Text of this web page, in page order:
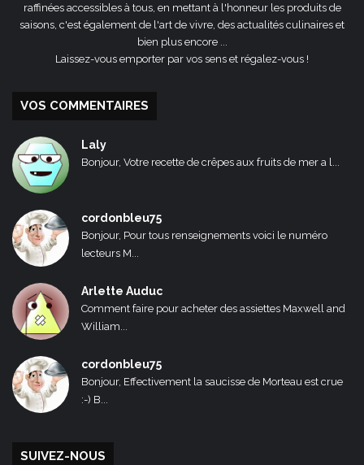
raffinées accessibles à tous, en mettant à l'honneur les produits de
saisons, c'est également de l'art de vivre, des actualités culinaires et
bien plus encore ...
Laissez-vous emporter par vos sens et régalez-vous !
VOS COMMENTAIRES
Laly
Bonjour, Votre recette de crêpes aux fruits de mer a l...
cordonbleu75
Bonjour, Pour tous renseignements voici le numéro
lecteurs M...
Arlette Auduc
Comment faire pour acheter des assiettes Maxwell and
William...
cordonbleu75
Bonjour, Effectivement la saucisse de Morteau est crue
:-) B...
SUIVEZ-NOUS